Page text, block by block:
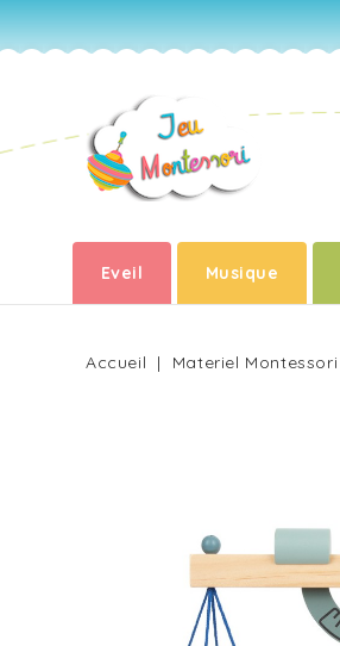
Eveil Musique
Accueil Materiel Montessori